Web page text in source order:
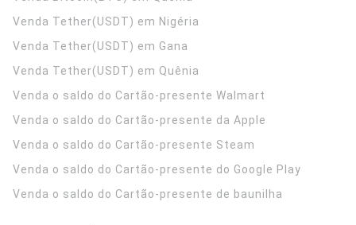
Venda Tether(USDT) em Nigéria
Venda Tether(USDT) em Gana
Venda Tether(USDT) em Quênia
Venda o saldo do Cartão-presente Walmart
Venda o saldo do Cartão-presente da Apple
Venda o saldo do Cartão-presente Steam
Venda o saldo do Cartão-presente do Google Play
Venda o saldo do Cartão-presente de baunilha